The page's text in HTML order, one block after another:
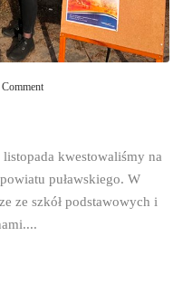
kwestowaliśmy na
puławskiego. W
ze szkół podstawowych i